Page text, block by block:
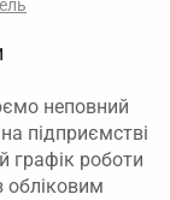
неповний
підприємстві
графік роботи
обліковим